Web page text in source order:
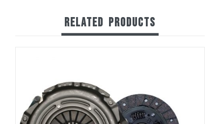
RELATED PRODUCTS